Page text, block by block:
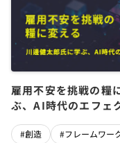
雇用不安を挑戦の
ぶ、AI時代のエフェ
#創造 #フレームワー